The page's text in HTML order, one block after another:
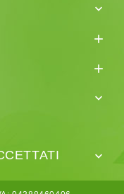




